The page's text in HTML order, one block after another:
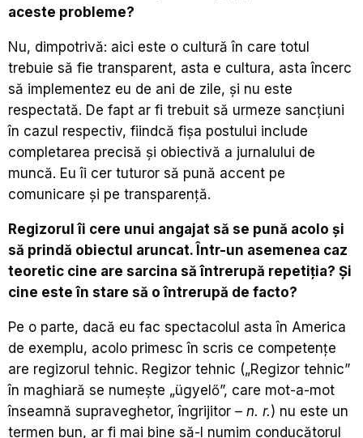
aceste probleme?
Nu, dimpotrivă: aici este o cultură în care totul
trebuie să fie transparent, asta e cultura, asta încerc
să implementez eu de ani de zile, și nu este
respectată. De fapt ar fi trebuit să urmeze sancțiuni
în cazul respectiv, fiindcă fișa postului include
completarea precisă și obiectivă a jurnalului de
muncă. Eu îi cer tuturor să pună accent pe
comunicare și pe transparență.
Regizorul îi cere unui angajat să se pună acolo și
să prindă obiectul aruncat. Într-un asemenea caz
teoretic cine are sarcina să întrerupă repetiția? Și
cine este în stare să o întrerupă de facto?
Pe o parte, dacă eu fac spectacolul asta în America
de exemplu, acolo primesc în scris ce competențe
are regizorul tehnic. Regizor tehnic („Regizor tehnic”
în maghiară se numeşte „ügyelő”, care mot-a-mot
înseamnă supraveghetor, îngrijitor – n. r.) nu este un
termen bun, ar fi mai bine să-l numim conducătorul